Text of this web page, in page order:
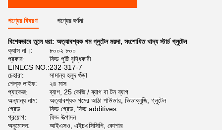
পণ্যের বিবরণ পণ্যের বর্ণনা
বিশেষভাবে তুলে ধরা: অত্যাবশ্যক গম গ্লুটেন ময়দা, সংশোধিত খাদ্য স্টার্চ গ্লুটেন
ক্যাস না।:
৮০০২ ৮০০
প্রকার:
ফিড পুষ্টি বৃদ্ধিকারী
EINECS NO.:232-317-7
চেহারা:
সামান্য হলুদ গুঁড়া
শেল্ফ লাইফ:
২৪ মাস
প্যাকেজ:
ব্যাগ, 25 কেজি / ব্যাগ বা টন ব্যাগ
অন্যান্য নাম:
অত্যাবশ্যক গমের আঠা পাউডার, ভিডাব্লুজি, গ্লুটেন
গ্রেড:
ফিড গ্রেড, ফিড additives
প্রয়োগ:
ফিড উত্পাদন
অনুমোদন:
আইএসও, এইচএসিসিপি, কোশার